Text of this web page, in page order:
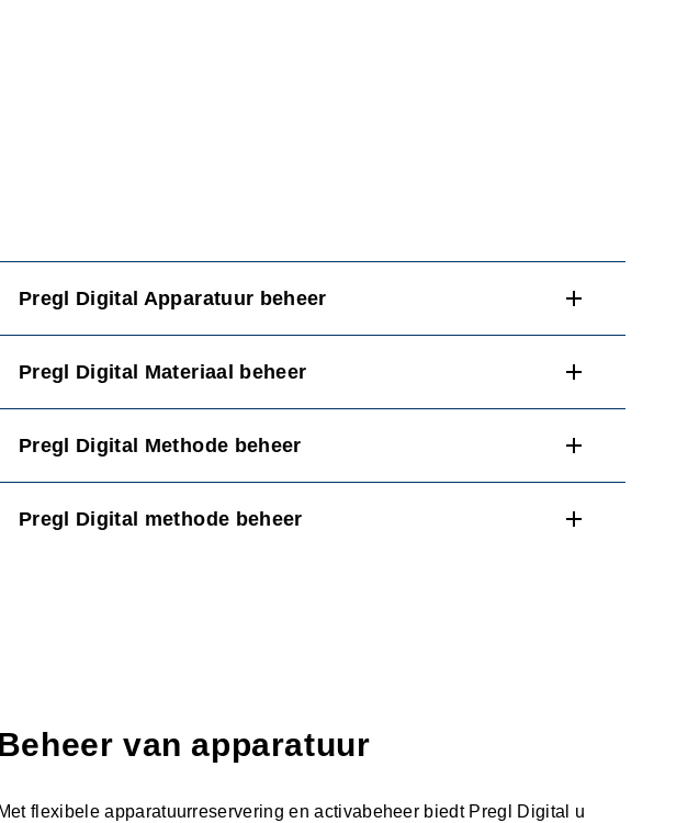
Pregl Digital Apparatuur beheer
Pregl Digital Materiaal beheer
Pregl Digital Methode beheer
Pregl Digital methode beheer
Beheer van apparatuur
Met flexibele apparatuurreservering en activabeheer biedt Pregl Digital u